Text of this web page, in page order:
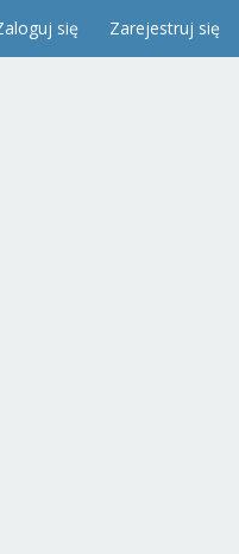
się Zarejestruj się